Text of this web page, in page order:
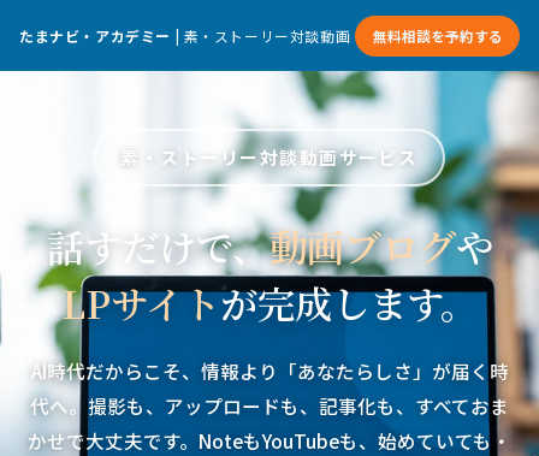
たまナビ・アカデミー | 素・ストーリー対談動画 無料相談を予約する
素・ストーリー対談動画サービス
話すだけで、動画ブログや
LPサイトが完成します。
AI時代だからこそ、情報より「あなたらしさ」が届く時
代へ。撮影も、アップロードも、記事化も、すべておま
かせで大丈夫です。NoteもYouTubeも、始めていても・